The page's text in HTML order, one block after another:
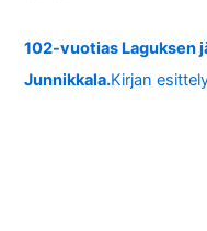
102-vuotias Laguksen
Junnikkala.Kirjan